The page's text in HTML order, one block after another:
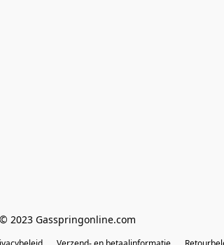
© 2023 Gasspringonline.com